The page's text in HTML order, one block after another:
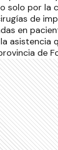
solo por la
de
en
asistencia
de